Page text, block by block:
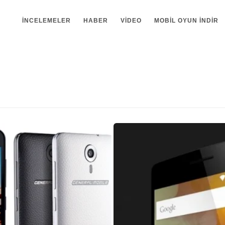
İNCELEMELER HABER VIDEO MOBIL OYUN INDIR